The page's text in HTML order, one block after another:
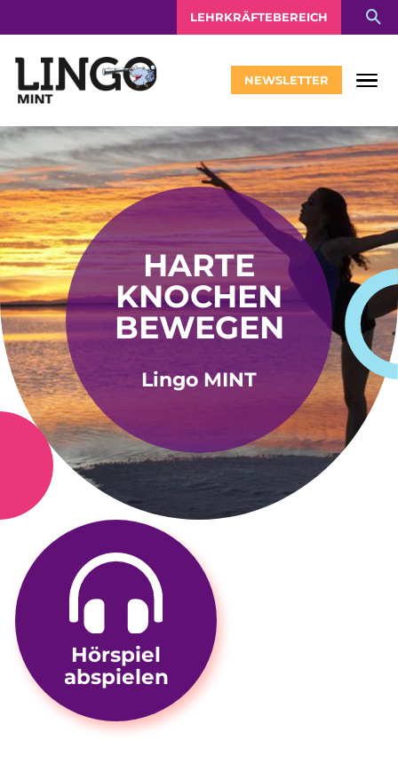
LEHRKRÄFTEBEREICH
NEWSLETTER
HARTE
KNOCHEN
BEWEGEN
Lingo MINT
Hörspiel
abspielen